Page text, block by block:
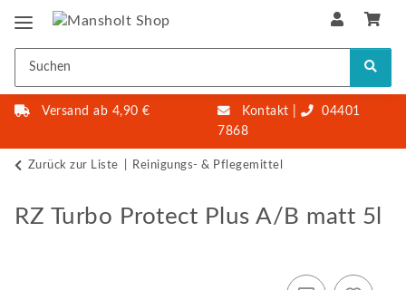
Versand ab 4,90 € Kontakt
04401
7868
Zurück zur Liste Reinigungs- & Pflegemittel
RZ Turbo Protect Plus A/B matt 5l